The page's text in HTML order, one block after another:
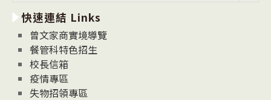
消
息
News
快速連結 Links
曾文家商實境導覽
餐管科特色招生
校長信箱
疫情專區
失物招領專區